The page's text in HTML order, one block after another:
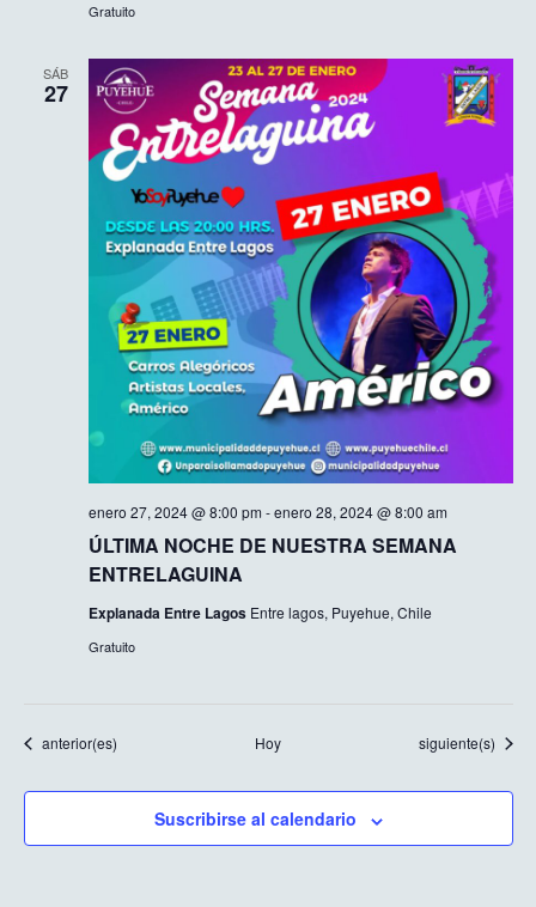
Gratuito
SÁB
27
ÚLTIMA NOCHE DE NUESTRA SEMANA
ENTRELAGUINA
enero 27, 2024 @ 8:00 pm -enero 28, 2024 @ 8:00 am
Explanada Entre Lagos Entre lagos, Puyehue, Chile
Gratuito
Eventos
anterior(es) Hoy Eventos
siguiente(s)
Suscribirse al calendario